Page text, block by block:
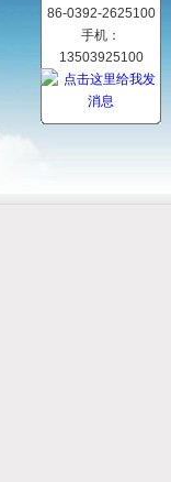
86-0392-2625100
手机：
13503925100